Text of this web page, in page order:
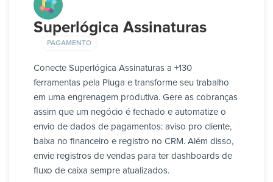
Superlógica Assinaturas
PAGAMENTO
Conecte Superlógica Assinaturas a +130
ferramentas pela Pluga e transforme seu trabalho
em uma engrenagem produtiva. Gere as cobranças
assim que um negócio é fechado e automatize o
envio de dados de pagamentos: aviso pro cliente,
baixa no financeiro e registro no CRM. Além disso,
envie registros de vendas para ter dashboards de
fluxo de caixa sempre atualizados.